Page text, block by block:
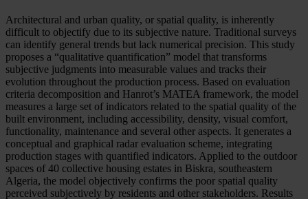
Architectural and urban quality, or spatial quality, is inherently
difficult to objectify due to its subjective nature. Traditional surveys
can identify general trends but lack numerical precision. This study
proposes a “qualitative quantification” model that transforms
subjective judgments into measurable values and tracks their
evolution throughout the production process. Based on evaluation
criteria decomposition and Hanrot’s MATEA framework, the model
measures a large set of indicators related to the spatial quality of the
built environment, including accessibility, density, visual comfort,
functionality, maintenance and several other aspects. It generates a
conceptual and graphical radar evaluation scheme, integrating
production stages with quantified indicators. Applied to the outdoor
spaces of 40 collective housing estates in Biskra, southeastern
Algeria, the model objectively confirms the poor spatial quality
perceived subjectively by residents and other stakeholders. Results